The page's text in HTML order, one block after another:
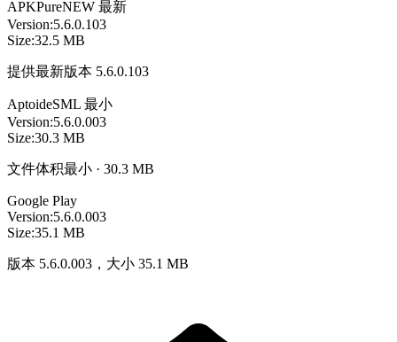
APKPureNEW 最新
Version:5.6.0.103
Size:32.5 MB
提供最新版本 5.6.0.103
AptoideSML 最小
Version:5.6.0.003
Size:30.3 MB
文件体积最小 · 30.3 MB
Google Play
Version:5.6.0.003
Size:35.1 MB
版本 5.6.0.003，大小 35.1 MB